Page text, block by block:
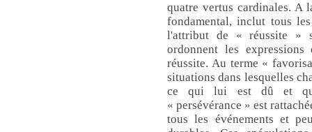
quatre vertus cardinales. A
fondamental, inclut tous
l'attribut de « réussite »
ordonnent les
réussite. Au terme «
situations dans lesquelles
ce qui lui est dû et
« persévérance » est
tous les événements et